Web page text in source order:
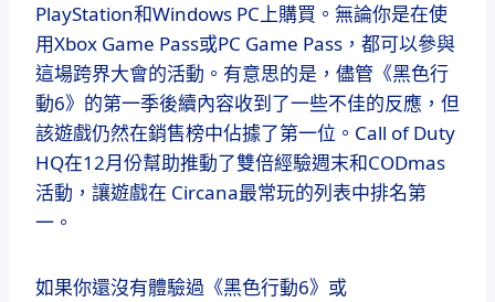
PlayStation和Windows PC上購買。無論你是在使
用Xbox Game Pass或PC Game Pass，都可以參與
這場跨界大會的活動。有意思的是，儘管《黑色行
動6》的第一季後續內容收到了一些不佳的反應，但
該遊戲仍然在銷售榜中佔據了第一位。Call of Duty
HQ在12月份幫助推動了雙倍經驗週末和CODmas
活動，讓遊戲在 Circana最常玩的列表中排名第
一。
如果你還沒有體驗過《黑色行動6》或